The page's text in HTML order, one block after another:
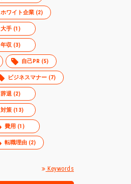
ホワイト企業 (2)
大手 (1)
年収 (3)
自己PR (5)
ビジネスマナー (7)
辞退 (2)
対策 (13)
費用 (1)
転職理由 (2)
Keywords